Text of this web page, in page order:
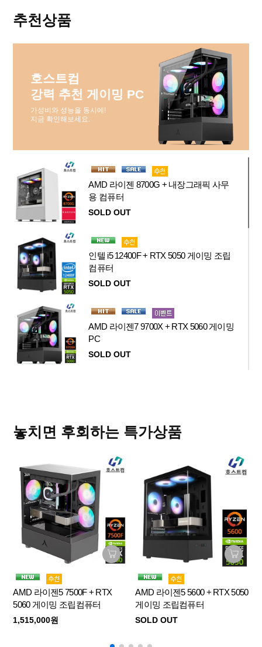
추천상품
호스트컴
강력 추천 게이밍 PC
가성비와 성능을 동시에!
지금 확인해보세요.
AMD 라이젠 8700G + 내장그래픽 사무
용 컴퓨터
SOLD OUT
인텔 i5 12400F + RTX 5050 게이밍 조립
컴퓨터
SOLD OUT
AMD 라이젠7 9700X + RTX 5060 게이밍
PC
SOLD OUT
SOLD OUT
AMD 라이젠5 7500F + RTX 5070 게이밍
조립PC
SOLD OUT
AMD 라이젠7 7800X3D + RX 9070 XT 게
이밍 조립컴퓨터
인텔 i7 14700KF + RTX 5070 게이밍 조립
놓치면 후회하는 특가상품
AMD 라이젠5 7500F + RTX
5060 게이밍 조립컴퓨터
1,515,000원
AMD 라이젠5 5600 + RTX 5050
게이밍 조립컴퓨터
SOLD OUT